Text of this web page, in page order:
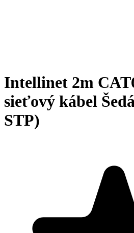
Intellinet 2m
sieťový kábel
STP)